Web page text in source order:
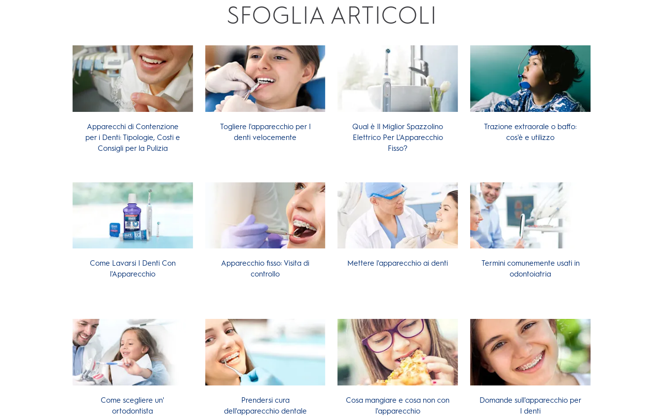
SFOGLIA ARTICOLI
Apparecchi di Contenzione
per i Denti: Tipologie, Costi e
Consigli per la Pulizia
Togliere l'apparecchio per I
denti velocemente
Qual è Il Miglior Spazzolino
Elettrico Per L'Apparecchio
Fisso?
Trazione extraorale o baffo:
cos'è e utilizzo
Come Lavarsi I Denti Con
l'Apparecchio
Apparecchio fisso: Visita di
controllo
Mettere l'apparecchio ai denti
Termini comunemente usati in
odontoiatria
Come scegliere un'
ortodontista
Prendersi cura
dell'apparecchio dentale
Cosa mangiare e cosa non con
l'apparecchio
Domande sull'apparecchio per
I denti